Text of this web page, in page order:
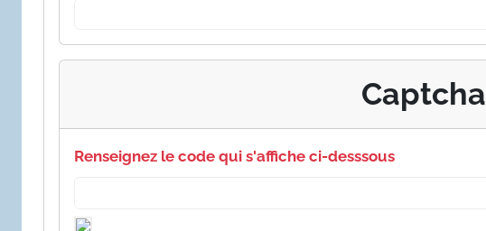
Captcha
Renseignez le code qui s'affiche ci-desssous